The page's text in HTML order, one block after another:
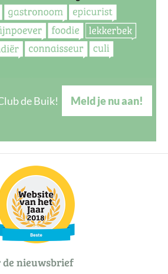
de Buik! Meld je nu aan!
de nieuwsbrief